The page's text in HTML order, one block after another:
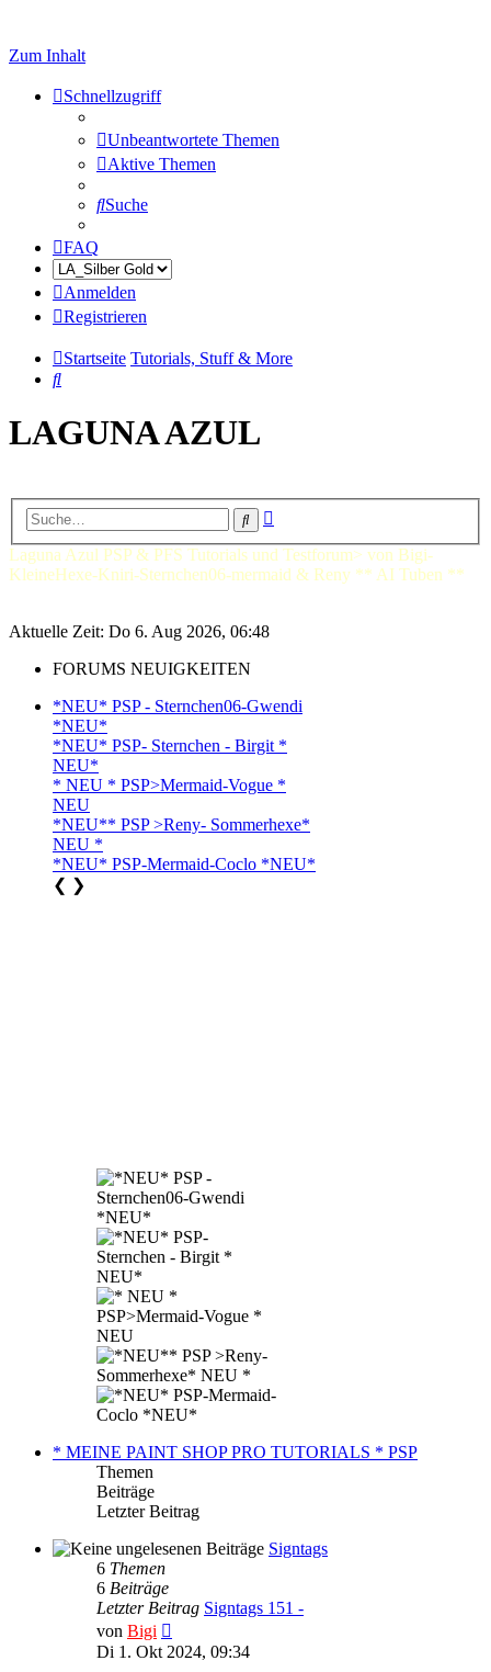
Zum Inhalt
Schnellzugriff
Unbeantwortete Themen
Aktive Themen
Suche
FAQ
Anmelden
Registrieren
Startseite Tutorials, Stuff & More
Suche
LAGUNA AZUL
Suche
Laguna Azul PSP & PFS Tutorials und Testforum> von Bigi-
KleineHexe-Kniri-Sternchen06-mermaid & Reny ** AI Tuben **
Aktuelle Zeit: Do 6. Aug 2026, 06:48
FORUMS NEUIGKEITEN
*NEU* PSP - Sternchen06-Gwendi
*NEU*
*NEU* PSP- Sternchen - Birgit *
NEU*
* NEU * PSP>Mermaid-Vogue *
NEU
*NEU** PSP >Reny- Sommerhexe*
NEU *
*NEU* PSP-Mermaid-Coclo *NEU*
❮ ❯
* MEINE PAINT SHOP PRO TUTORIALS * PSP
Themen
Beiträge
Letzter Beitrag
Signtags
6 Themen
6 Beiträge
Letzter Beitrag Signtags 151 -
von Bigi
Beitrag
Di 1. Okt 2024, 09:34